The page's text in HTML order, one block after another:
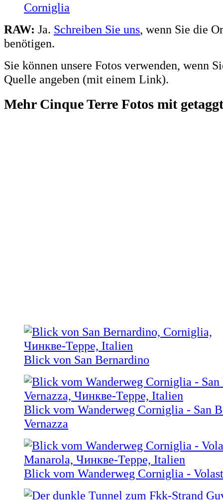
Corniglia
RAW: Ja. Schreiben Sie uns, wenn Sie die
benötigen.
Sie können unsere Fotos verwenden, wenn
Quelle angeben (mit einem Link).
Mehr Cinque Terre Fotos mit
Blick von San Bernardino
Blick vom Wanderweg Corniglia - San
Vernazza
Blick vom Wanderweg Corniglia -